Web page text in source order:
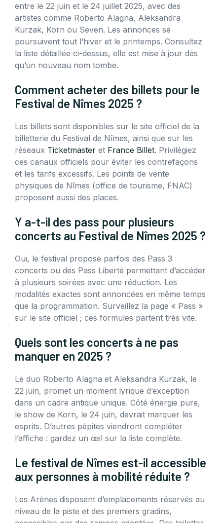
entre le 22 juin et le 24 juillet 2025, avec des
artistes comme Roberto Alagna, Aleksandra
Kurzak, Korn ou Seven. Les annonces se
poursuivent tout l’hiver et le printemps. Consultez
la liste détaillée ci-dessus, elle est mise à jour dès
qu’un nouveau nom tombe.
Comment acheter des billets pour le
Festival de Nîmes 2025 ?
Les billets sont disponibles sur le site officiel de la
billetterie du Festival de Nîmes, ainsi que sur les
réseaux Ticketmaster et France Billet. Privilégiez
ces canaux officiels pour éviter les contrefaçons
et les tarifs excessifs. Les points de vente
physiques de Nîmes (office de tourisme, FNAC)
proposent aussi des places.
Y a-t-il des pass pour plusieurs
concerts au Festival de Nîmes 2025 ?
Oui, le festival propose parfois des Pass 3
concerts ou des Pass Liberté permettant d’accéder
à plusieurs soirées avec une réduction. Les
modalités exactes sont annoncées en même temps
que la programmation. Surveillez la page « Pass »
sur le site officiel ; ces formules partent très vite.
Quels sont les concerts à ne pas
manquer en 2025 ?
Le duo Roberto Alagna et Aleksandra Kurzak, le
22 juin, promet un moment lyrique d’exception
dans un cadre antique unique. Côté énergie pure,
le show de Korn, le 24 juin, devrait marquer les
esprits. D’autres pépites viendront compléter
l’affiche : gardez un œil sur la liste complète.
Le festival de Nîmes est-il accessible
aux personnes à mobilité réduite ?
Les Arènes disposent d’emplacements réservés au
niveau de la piste et des premiers gradins,